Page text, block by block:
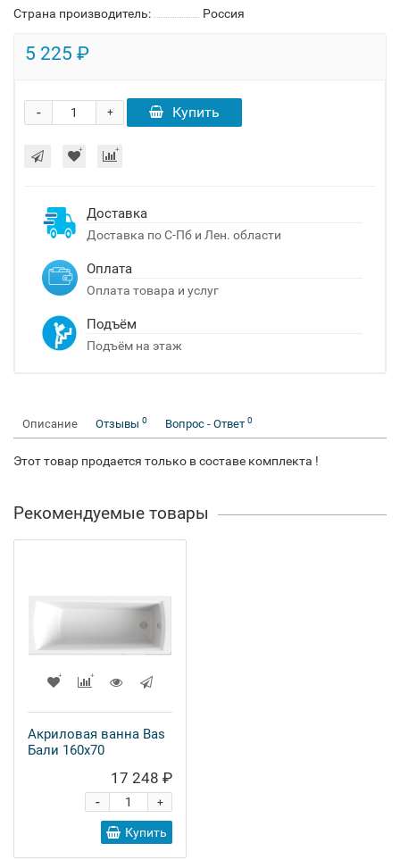
Страна производитель:
Россия
5 225 ₽
+
- Купить
Доставка
Доставка по С-Пб и Лен. области
Оплата
Оплата товара и услуг
Подъём
Подъём на этаж
Описание Отзывы 0 Вопрос - Ответ 0
Этот товар продается только в составе комплекта !
Рекомендуемые товары
Акриловая ванна Bas
Бали 160x70
17 248 ₽
+
-
Купить